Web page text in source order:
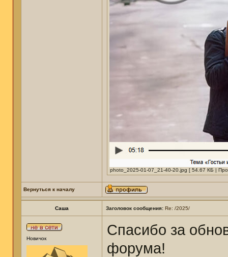
photo_2025-01-07_21-40-20.jpg [ 54.67 КБ |
Вернуться к началу
Саша Заголовок сообщения: Re: /2025/
Новичок
Спасибо за
форума!